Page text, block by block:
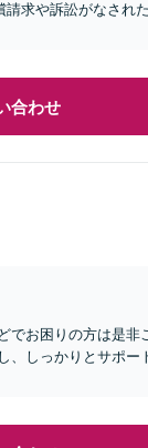
求や訴訟がなされ
合わせ
でお困りの方は是非
、しっかりとサポー